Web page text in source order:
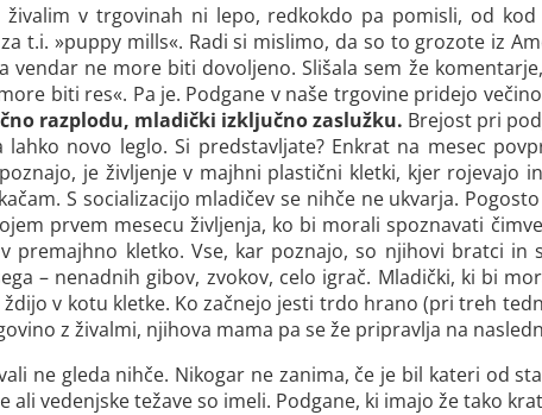
živalim v trgovinah ni lepo, redkokdo pa pomisli, od
t.i. »puppy mills«. Radi si mislimo, da so to grozote iz
vendar ne more biti dovoljeno. Slišala sem že
biti res«. Pa je. Podgane v naše trgovine pridejo
razplodu, mladički izključno zaslužku. Brejost pri
lahko novo leglo. Si predstavljate? Enkrat na mesec
je življenje v majhni plastični kletki, kjer rojevajo
S socializacijo mladičev se nihče ne ukvarja.
prvem mesecu življenja, ko bi morali spoznavati
premajhno kletko. Vse, kar poznajo, so njihovi bratci
– nenadnih gibov, zvokov, celo igrač. Mladički, ki bi
v kotu kletke. Ko začnejo jesti trdo hrano (pri treh
z živalmi, njihova mama pa se že pripravlja na
ne gleda nihče. Nikogar ne zanima, če je bil kateri od
ali vedenjske težave so imeli. Podgane, ki imajo že tako